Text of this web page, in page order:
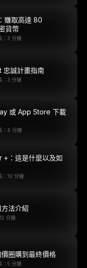
：3 分鐘
賺取高達 80
貨幣
：3 分鐘
忠誠計畫指南
：6 分鐘
或 App Store 下載
：10 分鐘
：這是什麼以及如
分鐘
法介紹
：5 分鐘
圈購到最終價格